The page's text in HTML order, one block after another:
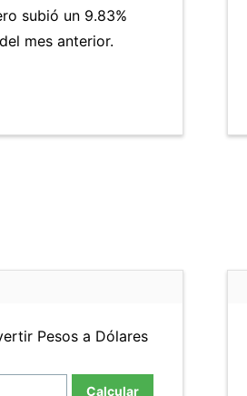
subió un 9.83%
mes anterior.
Pesos a Dólares
Calcular